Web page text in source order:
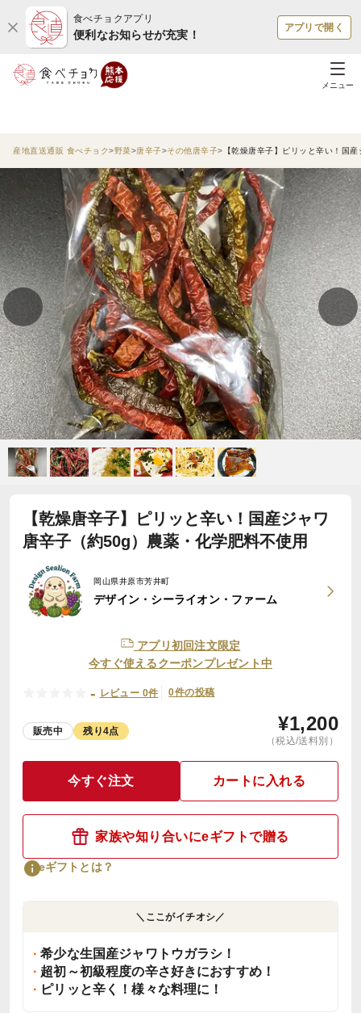
食べチョクアプリ
便利なお知らせが充実！
アプリで開く
メニュー
産地直送通販 食べチョク 野菜 唐辛子 その他唐辛子 【乾燥唐辛子】ピリッと辛い！国
【乾燥唐辛子】ピリッと辛い！国産ジャワ
唐辛子（約50g）農薬・化学肥料不使用
岡山県井原市芳井町
デザイン・シーライオン・ファーム
アプリ初回注文限定
今すぐ使えるクーポンプレゼント中
- レビュー 0件 0件の投稿
販売中 残り4点 ¥1,200
（税込/送料別）
今すぐ注文 カートに入れる
家族や知り合いにeギフトで贈る
eギフトとは？
＼ここがイチオシ／
希少な生国産ジャワトウガラシ！
超初～初級程度の辛さ好きにおすすめ！
ピリッと辛く！様々な料理に！